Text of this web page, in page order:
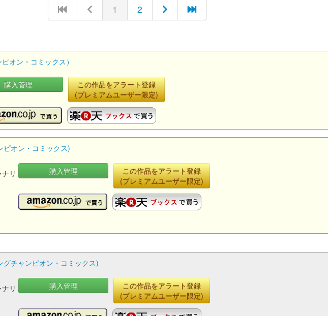
1 2
オン・コミックス）
購入管理
この作品をアラート登録
(プレミアムユーザー限定)
オン・コミックス)
リ
購入管理
この作品をアラート登録
(プレミアムユーザー限定)
チャンピオン・コミックス)
リ
購入管理
この作品をアラート登録
(プレミアムユーザー限定)